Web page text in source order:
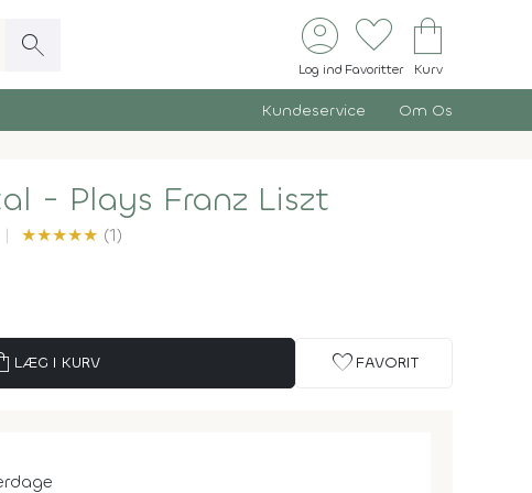
search account_circle
Log ind
favorite
Favoritter
shopping_bag
Kurv
Kundeservice Om Os
- Plays Franz Liszt
★★★★★ (1)
LÆG I KURV favorite FAVORIT